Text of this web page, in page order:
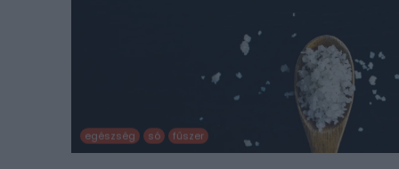
egészség só fűszer